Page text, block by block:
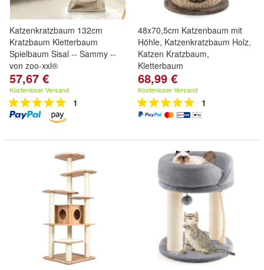
Katzenkratzbaum 132cm
Kratzbaum Kletterbaum
Spielbaum Sisal -- Sammy --
von zoo-xxl®
57,67 €
Kostenloser Versand
1
48x70,5cm Katzenbaum mit
Höhle, Katzenkratzbaum Holz,
Katzen Kratzbaum,
Kletterbaum
68,99 €
Kostenloser Versand
1